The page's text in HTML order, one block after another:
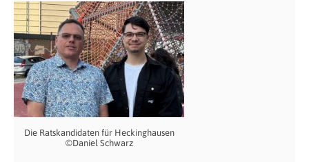
Die Ratskandidaten für Heckinghausen
©Daniel Schwarz